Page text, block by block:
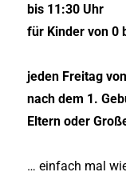
bis 11:30 Uhr
für Kinder von 0
jeden Freitag
nach dem 1.
Eltern oder
… einfach mal